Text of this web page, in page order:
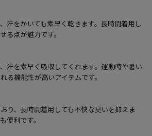
汗をかいても素早く乾きます。長時間着用し
る点が魅力です。
汗を素早く吸収してくれます。運動時や暑い
る機能性が高いアイテムです。
り、長時間着用しても不快な臭いを抑えま
便利です。